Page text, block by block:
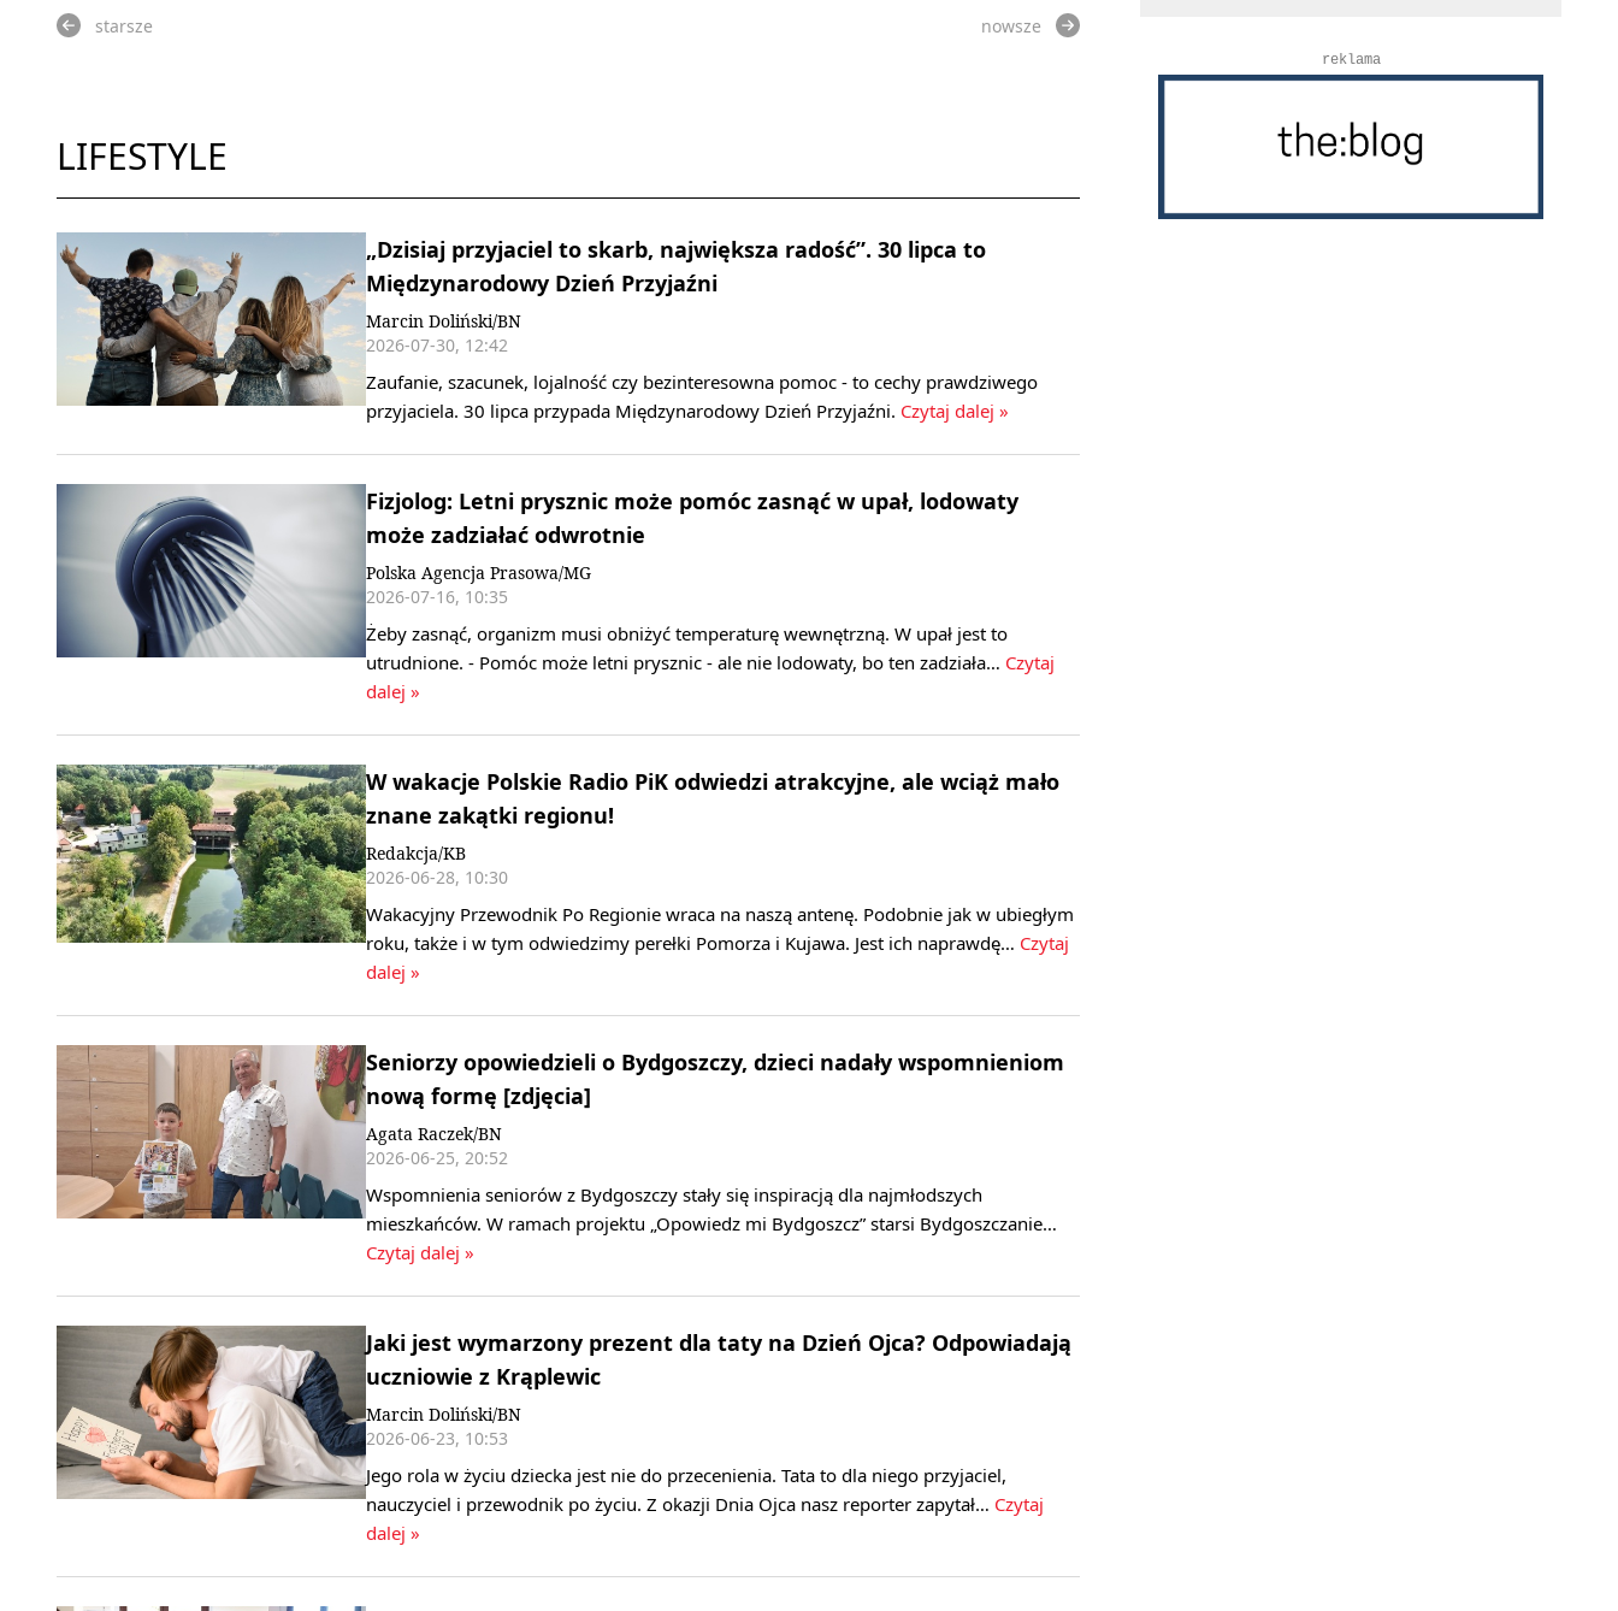
starsze nowsze
LIFESTYLE
„Dzisiaj przyjaciel to skarb, największa radość”. 30 lipca to
Międzynarodowy Dzień Przyjaźni
Marcin Doliński/BN
2026-07-30, 12:42
Zaufanie, szacunek, lojalność czy bezinteresowna pomoc - to cechy prawdziwego
przyjaciela. 30 lipca przypada Międzynarodowy Dzień Przyjaźni. Czytaj dalej »
Fizjolog: Letni prysznic może pomóc zasnąć w upał, lodowaty
może zadziałać odwrotnie
Polska Agencja Prasowa/MG
2026-07-16, 10:35
Żeby zasnąć, organizm musi obniżyć temperaturę wewnętrzną. W upał jest to
utrudnione. - Pomóc może letni prysznic - ale nie lodowaty, bo ten zadziała… Czytaj
dalej »
W wakacje Polskie Radio PiK odwiedzi atrakcyjne, ale wciąż mało
znane zakątki regionu!
Redakcja/KB
2026-06-28, 10:30
Wakacyjny Przewodnik Po Regionie wraca na naszą antenę. Podobnie jak w ubiegłym
roku, także i w tym odwiedzimy perełki Pomorza i Kujawa. Jest ich naprawdę… Czytaj
dalej »
Seniorzy opowiedzieli o Bydgoszczy, dzieci nadały wspomnieniom
nową formę [zdjęcia]
Agata Raczek/BN
2026-06-25, 20:52
Wspomnienia seniorów z Bydgoszczy stały się inspiracją dla najmłodszych
mieszkańców. W ramach projektu „Opowiedz mi Bydgoszcz” starsi Bydgoszczanie…
Czytaj dalej »
Jaki jest wymarzony prezent dla taty na Dzień Ojca? Odpowiadają
uczniowie z Krąplewic
Marcin Doliński/BN
2026-06-23, 10:53
Jego rola w życiu dziecka jest nie do przecenienia. Tata to dla niego przyjaciel,
nauczyciel i przewodnik po życiu. Z okazji Dnia Ojca nasz reporter zapytał… Czytaj
dalej »
reklama